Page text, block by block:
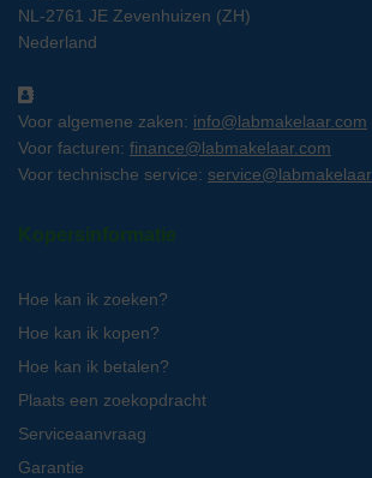
NL-2761 JE Zevenhuizen (ZH)
Nederland
Voor algemene zaken: info@labmakelaar.com
Voor facturen: finance@labmakelaar.com
Voor technische service:
Kopersinformatie
Hoe kan ik zoeken?
Hoe kan ik kopen?
Hoe kan ik betalen?
Plaats een zoekopdracht
Serviceaanvraag
Garantie